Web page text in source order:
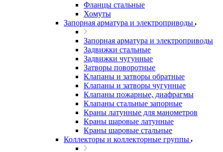
Фланцы стальные
Хомуты
Запорная арматура и электроприводы
Запорная арматура и электроприводы
Задвижки стальные
Задвижки чугунные
Затворы поворотные
Клапаны и затворы обратные
Клапаны и затворы чугунные
Клапаны пожарные, диафрагмы
Клапаны стальные запорные
Краны латунные для манометров
Краны шаровые латунные
Краны шаровые стальные
Коллекторы и коллекторные группы